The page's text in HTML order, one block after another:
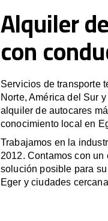
Alquiler
con
Servicios de transporte
Norte, América del Sur
alquiler de autocares
conocimiento local en
Trabajamos en la
2012. Contamos con
solución posible para
Eger y ciudades